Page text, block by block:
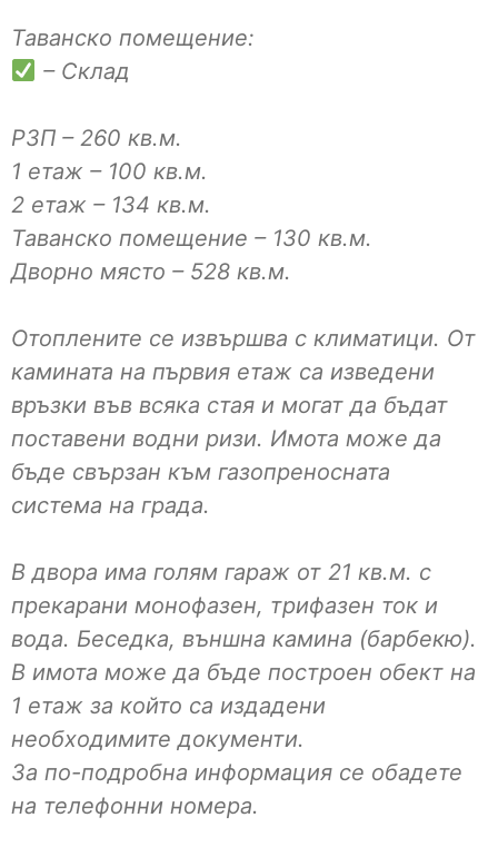
Таванско помещение:
– Склад
РЗП – 260 кв.м.
1 етаж – 100 кв.м.
2 етаж – 134 кв.м.
Таванско помещение – 130 кв.м.
Дворно място – 528 кв.м.
Отоплените се извършва с климатици. От
камината на първия етаж са изведени
връзки във всяка стая и могат да бъдат
поставени водни ризи. Имота може да
бъде свързан към газопреносната
система на града.
В двора има голям гараж от 21 кв.м. с
прекарани монофазен, трифазен ток и
вода. Беседка, външна камина (барбекю).
В имота може да бъде построен обект на
1 етаж за който са издадени
необходимите документи.
За по-подробна информация се обадете
на телефонни номера.